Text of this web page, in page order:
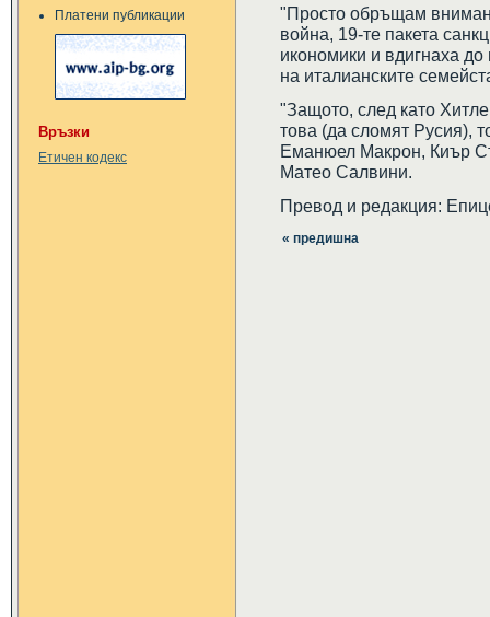
Платени публикации
Връзки
Етичен кодекс
"Просто обръщам
война, 19-те пакета
икономики и вдигнаха до
на италианските
"Защото, след като
това (да сломят Русия),
Еманюел Макрон, Киър
Матео Салвини.
Превод и редакция:
« предишна